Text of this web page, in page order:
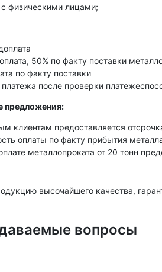
физическими лицами;
50% по факту поставки
по факту поставки
после проверки
предложения:
клиентам предоставляется
оплаты по факту прибытия
металлопроката от 20 тонн
высочайшего качества,
вопросы